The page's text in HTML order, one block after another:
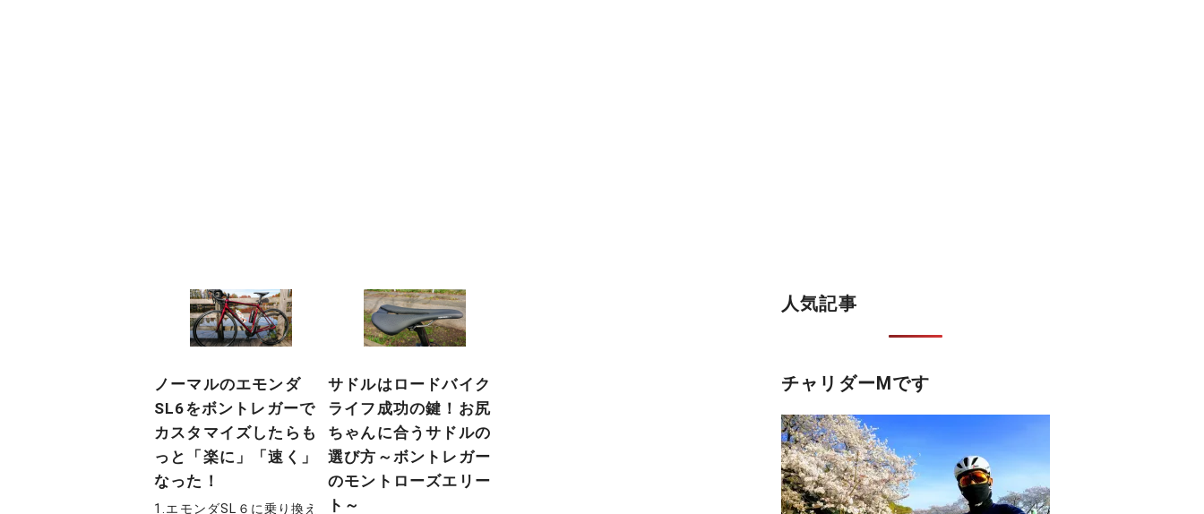
ノーマルのエモンダ
SL6をボントレガーで
カスタマイズしたらも
っと「楽に」「速く」
なった！
1.エモンダSL６に乗り換え
サドルはロードバイク
ライフ成功の鍵！お尻
ちゃんに合うサドルの
選び方～ボントレガー
のモントローズエリー
ト～
人気記事
チャリダーMです